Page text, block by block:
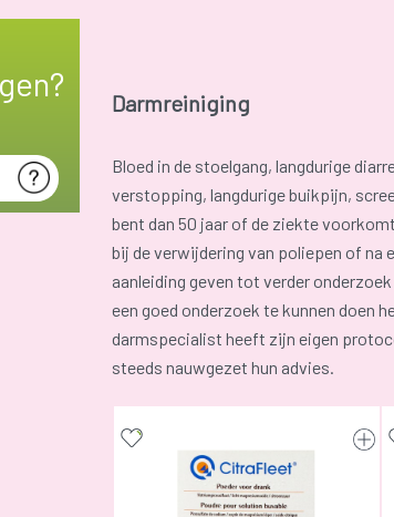
Darmreiniging
Bloed in de stoelgang, langdurige
verstopping, langdurige buikpijn,
bent dan 50 jaar of de ziekte
bij de verwijdering van poliepen of na
aanleiding geven tot verder
een goed onderzoek te kunnen doen
darmspecialist heeft zijn eigen
steeds nauwgezet hun advies.